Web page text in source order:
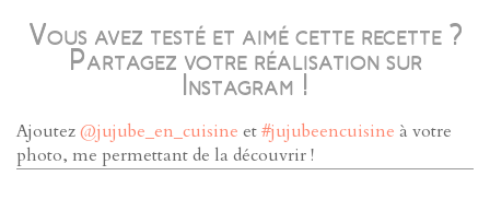
Vous avez testé et aimé cette recette ?
Partagez votre réalisation sur
Instagram !
Ajoutez@jujube_en_cuisine et#jujubeencuisine à votre
photo, me permettant de la découvrir !